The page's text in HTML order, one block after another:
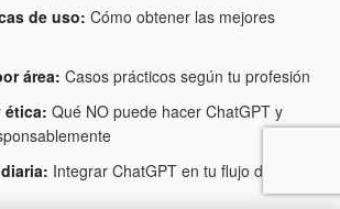
de uso: Cómo obtener las mejores
área: Casos prácticos según tu profesión
ética: Qué NO puede hacer ChatGPT y
Integrar ChatGPT en tu flujo de